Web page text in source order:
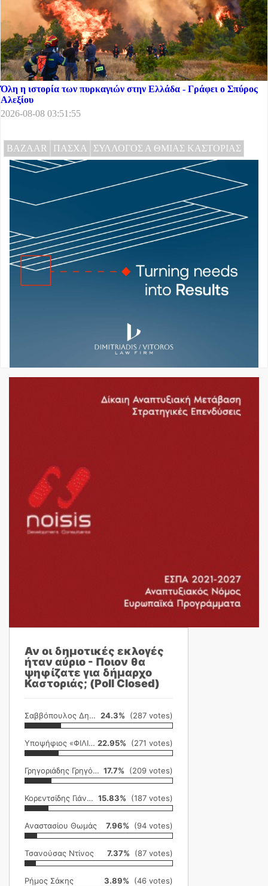
Όλη η ιστορία των πυρκαγιών στην Ελλάδα - Γράφει ο Σπύρος
Αλεξίου
2026-08-08 03:51:55
BAZAAR ΠΑΣΧΑ ΣΥΛΛΟΓΟΣ Α ΘΜΙΑΣ ΚΑΣΤΟΡΙΑΣ
Αν οι δημοτικές εκλογές
ήταν αύριο - Ποιον θα
ψηφίζατε για δήμαρχο
Καστοριάς; (Poll Closed)
Σαββόπουλος Δημήτρης 24.3% (287 votes)
Υποψήφιος «ΦΙΛΙΚΗ ΕΤΑΙΡΕΙΑ» 22.95% (271 votes)
Γρηγοριάδης Γρηγόρης 17.7% (209 votes)
Κορεντσίδης Γιάννης 15.83% (187 votes)
Αναστασίου Θωμάς 7.96% (94 votes)
Τσανούσας Ντίνος 7.37% (87 votes)
Ρήμος Σάκης 3.89% (46 votes)